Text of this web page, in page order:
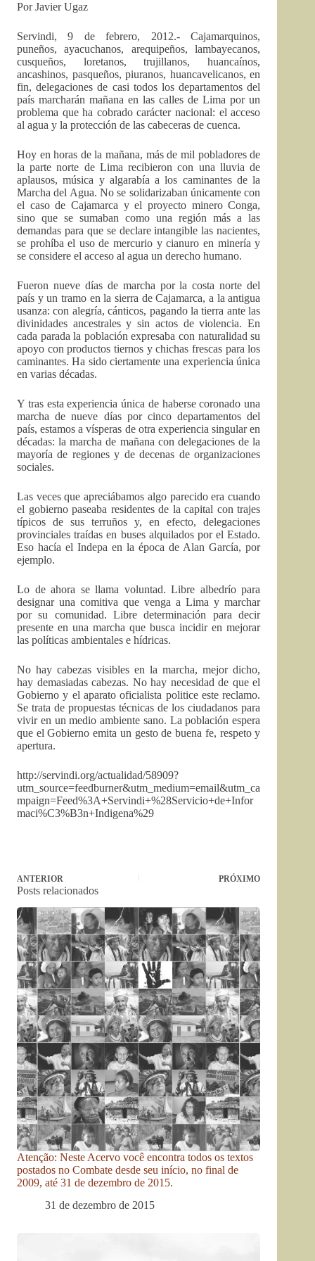
Por Javier Ugaz
Servindi, 9 de febrero, 2012.- Cajamarquinos,
puneños, ayacuchanos, arequipeños, lambayecanos,
cusqueños, loretanos, trujillanos, huancaínos,
ancashinos, pasqueños, piuranos, huancavelicanos, en
fin, delegaciones de casi todos los departamentos del
país marcharán mañana en las calles de Lima por un
problema que ha cobrado carácter nacional: el acceso
al agua y la protección de las cabeceras de cuenca.
Hoy en horas de la mañana, más de mil pobladores de
la parte norte de Lima recibieron con una lluvia de
aplausos, música y algarabía a los caminantes de la
Marcha del Agua. No se solidarizaban únicamente con
el caso de Cajamarca y el proyecto minero Conga,
sino que se sumaban como una región más a las
demandas para que se declare intangible las nacientes,
se prohíba el uso de mercurio y cianuro en minería y
se considere el acceso al agua un derecho humano.
Fueron nueve días de marcha por la costa norte del
país y un tramo en la sierra de Cajamarca, a la antigua
usanza: con alegría, cánticos, pagando la tierra ante las
divinidades ancestrales y sin actos de violencia. En
cada parada la población expresaba con naturalidad su
apoyo con productos tiernos y chichas frescas para los
caminantes. Ha sido ciertamente una experiencia única
en varias décadas.
Y tras esta experiencia única de haberse coronado una
marcha de nueve días por cinco departamentos del
país, estamos a vísperas de otra experiencia singular en
décadas: la marcha de mañana con delegaciones de la
mayoría de regiones y de decenas de organizaciones
sociales.
Las veces que apreciábamos algo parecido era cuando
el gobierno paseaba residentes de la capital con trajes
típicos de sus terruños y, en efecto, delegaciones
provinciales traídas en buses alquilados por el Estado.
Eso hacía el Indepa en la época de Alan García, por
ejemplo.
Lo de ahora se llama voluntad. Libre albedrío para
designar una comitiva que venga a Lima y marchar
por su comunidad. Libre determinación para decir
presente en una marcha que busca incidir en mejorar
las políticas ambientales e hídricas.
No hay cabezas visibles en la marcha, mejor dicho,
hay demasiadas cabezas. No hay necesidad de que el
Gobierno y el aparato oficialista politice este reclamo.
Se trata de propuestas técnicas de los ciudadanos para
vivir en un medio ambiente sano. La población espera
que el Gobierno emita un gesto de buena fe, respeto y
apertura.
http://servindi.org/actualidad/58909?
utm_source=feedburner&utm_medium=email&utm_ca
mpaign=Feed%3A+Servindi+%28Servicio+de+Infor
maci%C3%B3n+Indigena%29
ANTERIOR PRÓXIMO
Posts relacionados
Atenção: Neste Acervo você encontra todos os textos
postados no Combate desde seu início, no final de
2009, até 31 de dezembro de 2015.
31 de dezembro de 2015